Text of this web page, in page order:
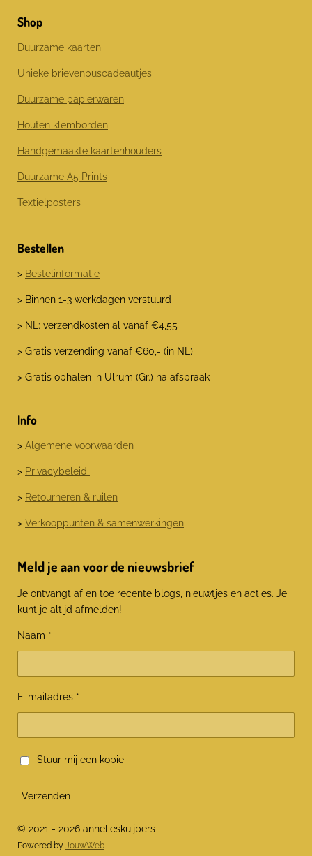
Shop
Duurzame kaarten
Unieke brievenbuscadeautjes
Duurzame papierwaren
Houten klemborden
Handgemaakte kaartenhouders
Duurzame A5 Prints
Textielposters
Bestellen
> Bestelinformatie
> Binnen 1-3 werkdagen verstuurd
> NL: verzendkosten al vanaf €4,55
> Gratis verzending vanaf €60,- (in NL)
> Gratis ophalen in Ulrum (Gr.) na afspraak
Info
> Algemene voorwaarden
> Privacybeleid
> Retourneren & ruilen
> Verkooppunten & samenwerkingen
Meld je aan voor de nieuwsbrief
Je ontvangt af en toe recente blogs, nieuwtjes en acties. Je
kunt je altijd afmelden!
Naam *
E-mailadres *
Stuur mij een kopie
Verzenden
© 2021 - 2026 annelieskuijpers
Powered by JouwWeb